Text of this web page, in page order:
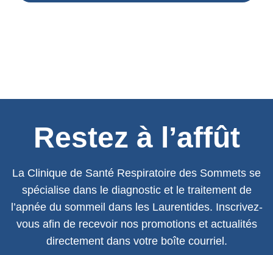
Restez à l’affût
La Clinique de Santé Respiratoire des Sommets se
spécialise dans le diagnostic et le traitement de
l’apnée du sommeil dans les Laurentides. Inscrivez-
vous afin de recevoir nos promotions et actualités
directement dans votre boîte courriel.